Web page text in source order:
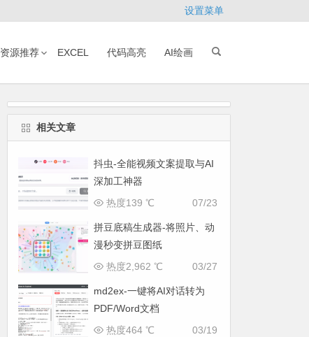
设置菜单
资源推荐 EXCEL 代码高亮 AI绘画
相关文章
抖虫-全能视频文案提取与AI
深加工神器
07/23
热度139 ℃
拼豆底稿生成器-将照片、动
漫秒变拼豆图纸
03/27
热度2,962 ℃
md2ex-一键将AI对话转为
PDF/Word文档
03/19
热度464 ℃